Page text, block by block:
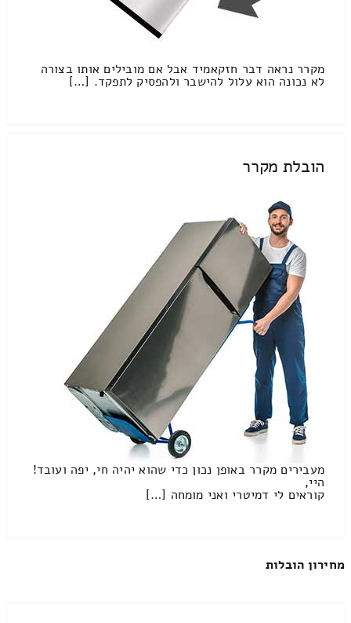
מקרר נראה דבר חזקאמיד אבל אם מובילים אותו בצורה
לא נכונה הוא עלול להישבר ולהפסיק לתפקד. […]
הובלת מקרר
מעבירים מקרר באופן נכון כדי שהוא יהיה חי, יפה ועובד!
היי,
קוראים לי דמיטרי ואני מומחה […]
מחירון הובלות